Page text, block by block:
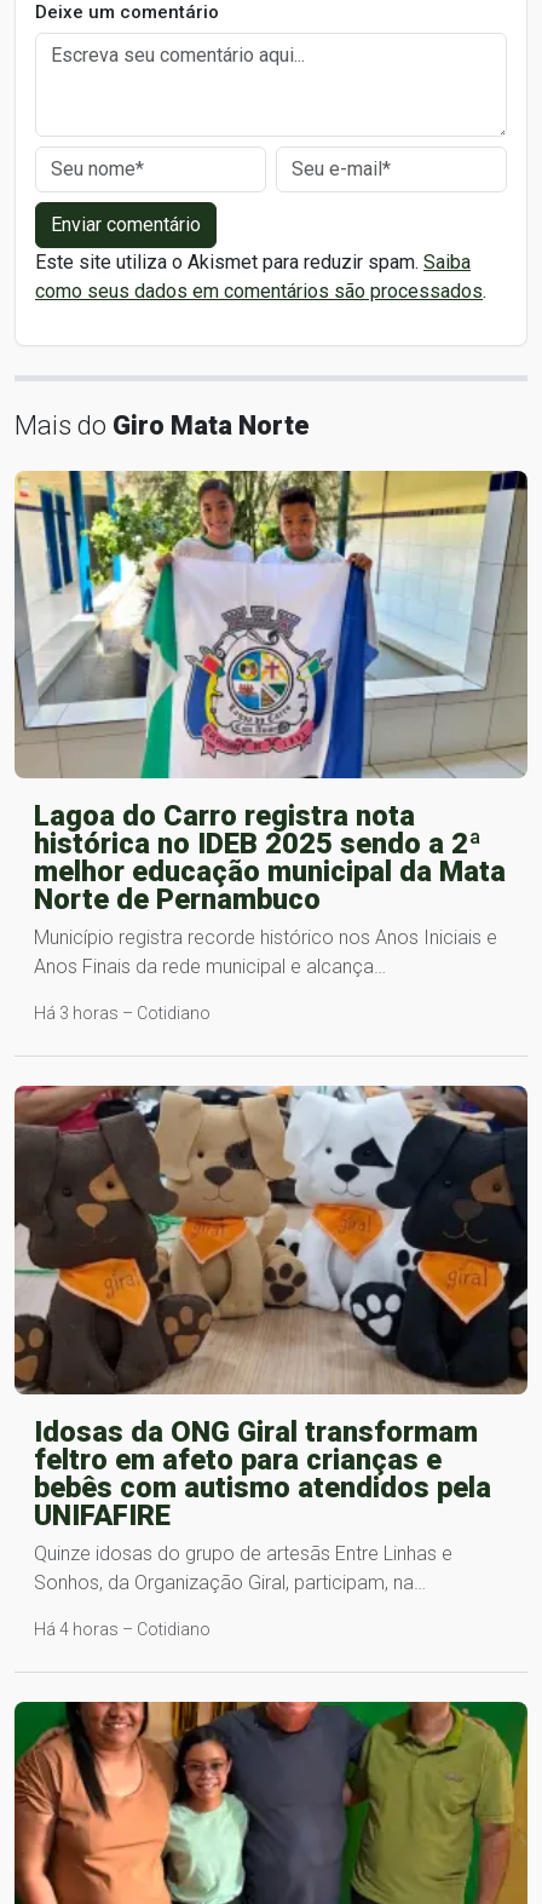
Deixe um comentário
Enviar comentário
Este site utiliza o Akismet para reduzir spam. Saiba
como seus dados em comentários são processados.
Mais do Giro Mata Norte
Lagoa do Carro registra nota
histórica no IDEB 2025 sendo a 2ª
melhor educação municipal da Mata
Norte de Pernambuco
Município registra recorde histórico nos Anos Iniciais e
Anos Finais da rede municipal e alcança…
Há 3 horas – Cotidiano
Idosas da ONG Giral transformam
feltro em afeto para crianças e
bebês com autismo atendidos pela
UNIFAFIRE
Quinze idosas do grupo de artesãs Entre Linhas e
Sonhos, da Organização Giral, participam, na…
Há 4 horas – Cotidiano